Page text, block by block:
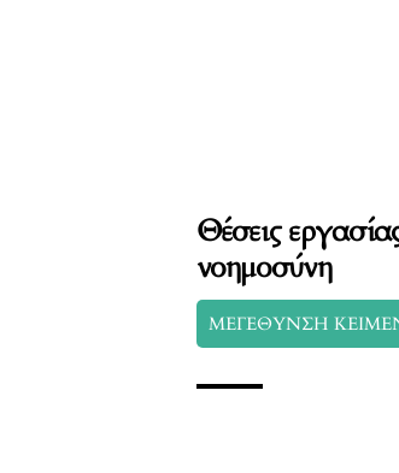
Θέσεις
νοημοσύνη
ΜΕΓΕΘΥΝΣΗ